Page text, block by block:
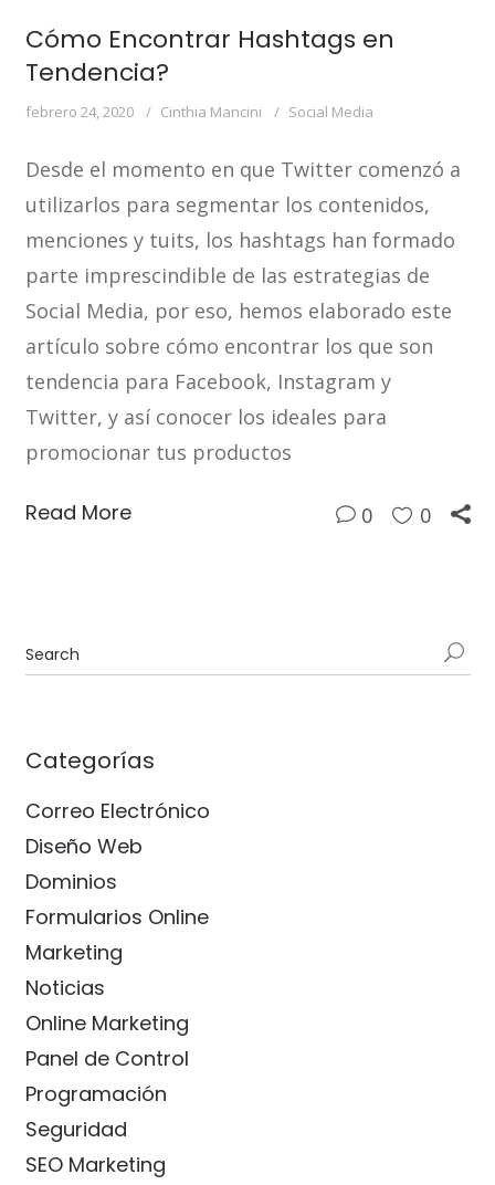
Cómo Encontrar Hashtags en
Tendencia?
febrero 24, 2020 Cinthia Mancini Social Media
Desde el momento en que Twitter comenzó a
utilizarlos para segmentar los contenidos,
menciones y tuits, los hashtags han formado
parte imprescindible de las estrategias de
Social Media, por eso, hemos elaborado este
artículo sobre cómo encontrar los que son
tendencia para Facebook, Instagram y
Twitter, y así conocer los ideales para
promocionar tus productos
Read More 0 0
Categorías
Correo Electrónico
Diseño Web
Dominios
Formularios Online
Marketing
Noticias
Online Marketing
Panel de Control
Programación
Seguridad
SEO Marketing